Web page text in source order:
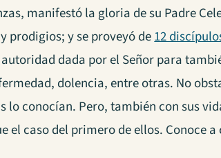
manifestó la gloria de su Padre
prodigios; y se proveyó de12
dada por el Señor para
dolencia, entre otras. No
lo conocían. Pero, también con sus
el caso del primero de ellos. Conoce